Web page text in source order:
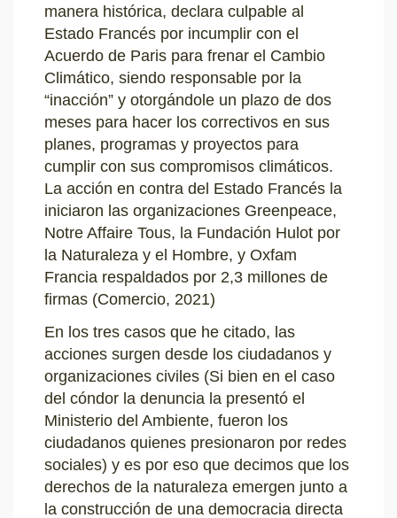
manera histórica, declara culpable al
Estado Francés por incumplir con el
Acuerdo de Paris para frenar el Cambio
Climático, siendo responsable por la
“inacción” y otorgándole un plazo de dos
meses para hacer los correctivos en sus
planes, programas y proyectos para
cumplir con sus compromisos climáticos.
La acción en contra del Estado Francés la
iniciaron las organizaciones Greenpeace,
Notre Affaire Tous, la Fundación Hulot por
la Naturaleza y el Hombre, y Oxfam
Francia respaldados por 2,3 millones de
firmas (Comercio, 2021)
En los tres casos que he citado, las
acciones surgen desde los ciudadanos y
organizaciones civiles (Si bien en el caso
del cóndor la denuncia la presentó el
Ministerio del Ambiente, fueron los
ciudadanos quienes presionaron por redes
sociales) y es por eso que decimos que los
derechos de la naturaleza emergen junto a
la construcción de una democracia directa